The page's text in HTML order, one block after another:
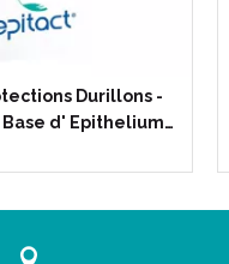
Durillons -
Base d' Epithelium…